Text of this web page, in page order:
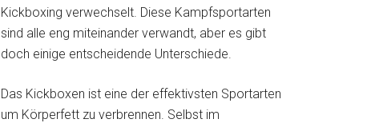
Kickboxing verwechselt. Diese Kampfsportarten
sind alle eng miteinander verwandt, aber es gibt
doch einige entscheidende Unterschiede.
Das Kickboxen ist eine der effektivsten Sportarten
um Körperfett zu verbrennen. Selbst im